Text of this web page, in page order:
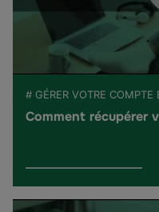
# GÉRER VOTRE COMPTE
Comment récupérer